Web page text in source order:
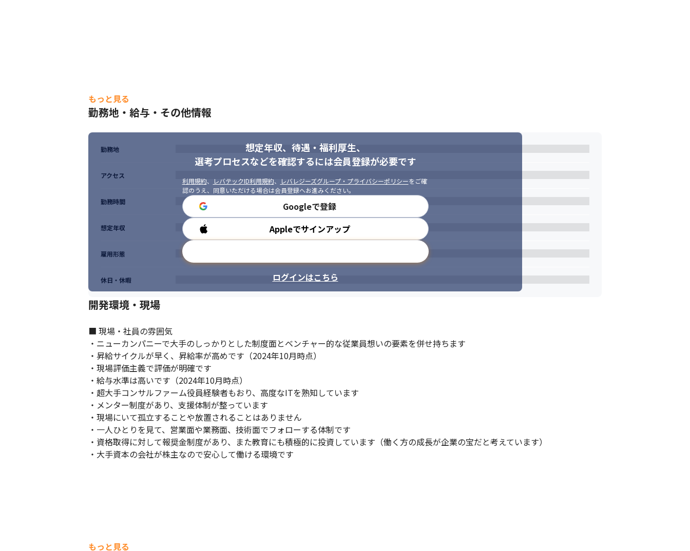
もっと見る
勤務地・給与・その他情報
想定年収、待遇・福利厚生、
選考プロセスなどを確認するには会員登録が必要です
利用規約、 レバテックID利用規約、 レバレジーズグループ・プライバシーポリシーをご確
認のうえ、同意いただける場合は会員登録へお進みください。
Googleで登録
Appleでサインアップ
ログインはこちら
勤務地
アクセス
勤務時間
想定年収
雇用形態
休日・休暇
開発環境・現場
■ 現場・社員の雰囲気
・ニューカンパニーで大手のしっかりとした制度面とベンチャー的な従業員想いの要素を併せ持ちます
・昇給サイクルが早く、昇給率が高めです（2024年10月時点）
・現場評価主義で評価が明確です
・給与水準は高いです（2024年10月時点）
・超大手コンサルファーム役員経験者もおり、高度なITを熟知しています
・メンター制度があり、支援体制が整っています
・現場にいて孤立することや放置されることはありません
・一人ひとりを見て、営業面や業務面、技術面でフォローする体制です
・資格取得に対して報奨金制度があり、また教育にも積極的に投資しています（働く方の成長が企業の宝だと考えています）
・大手資本の会社が株主なので安心して働ける環境です
もっと見る